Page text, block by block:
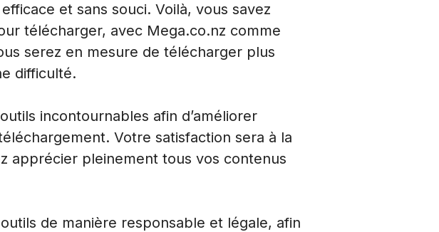
et sans souci. Voilà, vous savez
télécharger, avec Mega.co.nz comme
serez en mesure de télécharger plus
difficulté.
incontournables afin d’améliorer
Votre satisfaction sera à la
apprécier pleinement tous vos contenus
de manière responsable et légale, afin